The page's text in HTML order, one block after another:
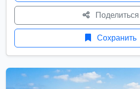
Поделиться
Сохранить